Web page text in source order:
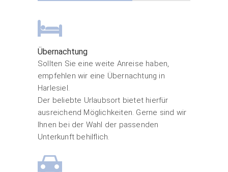
Übernachtung
Sollten Sie eine weite Anreise haben,
empfehlen wir eine Übernachtung in
Harlesiel.
Der beliebte Urlaubsort bietet hierfür
ausreichend Möglichkeiten. Gerne sind wir
Ihnen bei der Wahl der passenden
Unterkunft behilflich.